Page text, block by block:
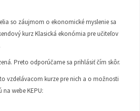
so záujmom o ekonomické myslenie sa
kurz Klasická ekonómia pre učiteľov
Preto odporúčame sa prihlásiť čím skôr.
vzdelávacom kurze pre nich a o možnosti
webe KEPU: